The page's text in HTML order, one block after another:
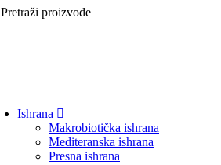
Pretraži proizvode
Ishrana
Makrobiotička ishrana
Mediteranska ishrana
Presna ishrana